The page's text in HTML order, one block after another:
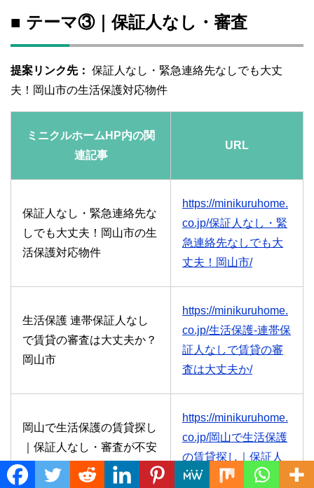
■ テーマ③｜保証人なし・審査
提案リンク先： 保証人なし・緊急連絡先なしでも大丈
夫！岡山市の生活保護対応物件
ミニクルホームHP内の関
連記事
URL
保証人なし・緊急連絡先な
しでも大丈夫！岡山市の生
活保護対応物件
https://minikuruhome.
co.jp/保証人なし・緊
急連絡先なしでも大
丈夫！岡山市/
生活保護 連帯保証人なし
で賃貸の審査は大丈夫か？
岡山市
https://minikuruhome.
co.jp/生活保護-連帯保
証人なしで賃貸の審
査は大丈夫か/
岡山で生活保護の賃貸探し
｜保証人なし・審査が不安
な方でも借りる方法とは？
https://minikuruhome.
co.jp/岡山で生活保護
の賃貸探し｜保証人
なし・審査が/Translate »